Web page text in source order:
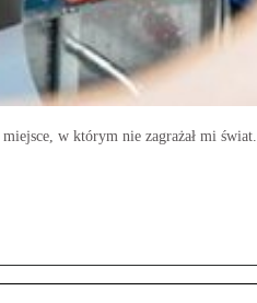
w którym nie zagrażał mi świat.